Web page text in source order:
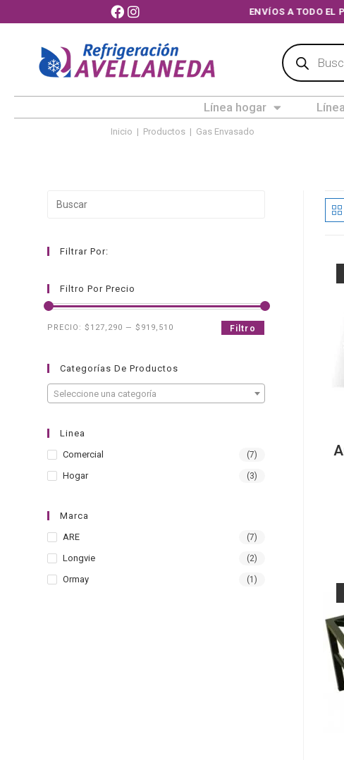
ENVÍOS A TODO EL
Línea hogar
Inicio | Productos | Gas Envasado
Filtrar Por:
Filtro Por Precio
Filtro
PRECIO:$127,290 —$919,510
Categorías De Productos
Seleccione una categoría
Linea
Comercial
(7)
Hogar (3)
Marca
ARE
(7)
Longvie (2)
Ormay (1)